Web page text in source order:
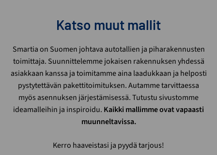
Katso muut mallit
Smartia on Suomen johtava autotallien ja piharakennusten
toimittaja. Suunnittelemme jokaisen rakennuksen yhdessä
asiakkaan kanssa ja toimitamme aina laadukkaan ja helposti
pystytettävän pakettitoimituksen. Autamme tarvittaessa
myös asennuksen järjestämisessä. Tutustu sivustomme
ideamalleihin ja inspiroidu. Kaikki mallimme ovat vapaasti
muunneltavissa.
Kerro haaveistasi ja pyydä tarjous!